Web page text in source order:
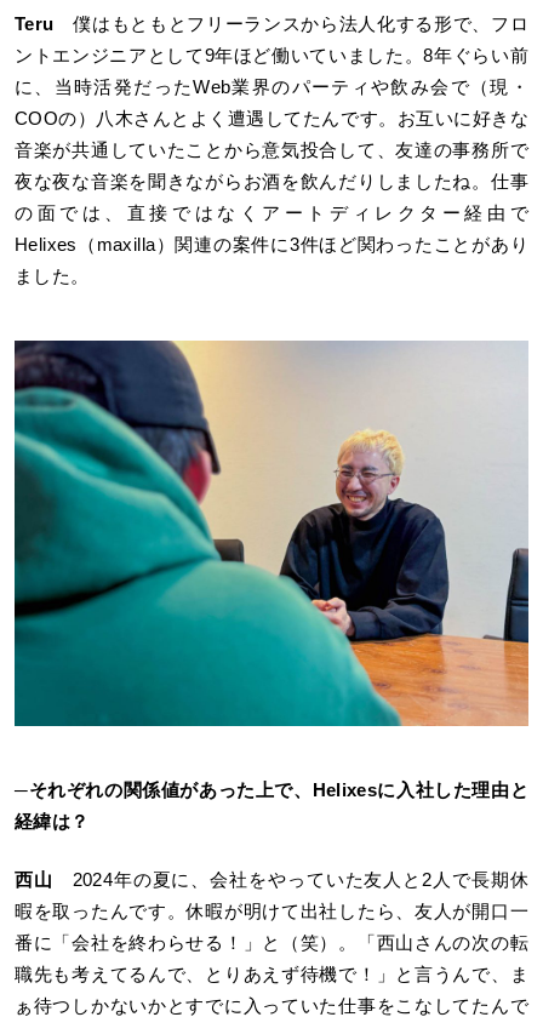
Teru 僕はもともとフリーランスから法人化する形で、フロ
ントエンジニアとして9年ほど働いていました。8年ぐらい前
に、当時活発だったWeb業界のパーティや飲み会で（現・
COOの）八木さんとよく遭遇してたんです。お互いに好きな
音楽が共通していたことから意気投合して、友達の事務所で
夜な夜な音楽を聞きながらお酒を飲んだりしましたね。仕事
の面では、直接ではなくアートディレクター経由で
Helixes（maxilla）関連の案件に3件ほど関わったことがあり
ました。
─それぞれの関係値があった上で、Helixesに入社した理由と
経緯は？
西山
2024年の夏に、会社をやっていた友人と2人で長期休
暇を取ったんです。休暇が明けて出社したら、友人が開口一
番に「会社を終わらせる！」と（笑）。「西山さんの次の転
職先も考えてるんで、とりあえず待機で！」と言うんで、ま
ぁ待つしかないかとすでに入っていた仕事をこなしてたんで